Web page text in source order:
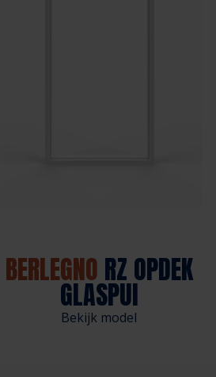
BERLEGNO RZ OPDEK
GLASPUI
Bekijk model